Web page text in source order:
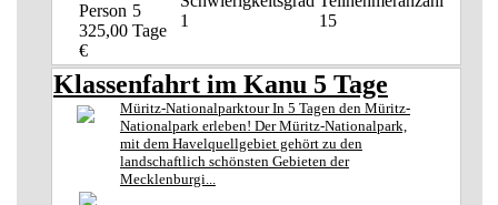
325,00
€
5
Tage
1 15
Klassenfahrt im Kanu 5 Tage
Müritz-Nationalparktour In 5 Tagen den Müritz-
Nationalpark erleben! Der Müritz-Nationalpark,
mit dem Havelquellgebiet gehört zu den
landschaftlich schönsten Gebieten der
Mecklenburgi...